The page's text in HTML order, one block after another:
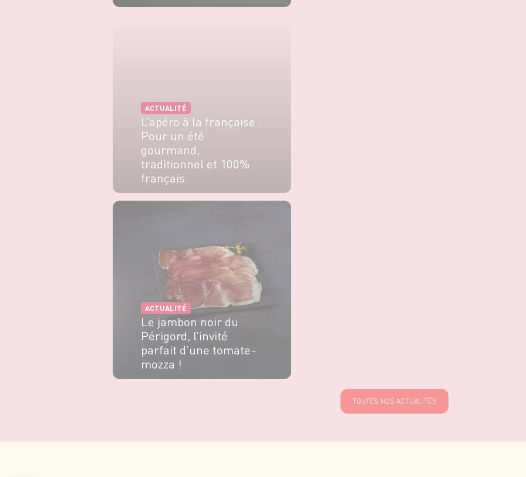
ACTUALITÉ
L’apéro à la française :
Pour un été
gourmand,
traditionnel et 100%
français.
ACTUALITÉ
Le jambon noir du
Périgord, l’invité
parfait d’une tomate-
mozza !
TOUTES NOS ACTUALITÉS